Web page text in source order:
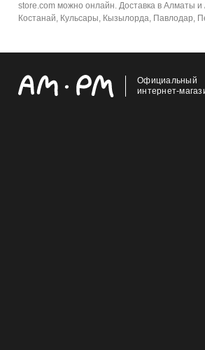
store.com можно онлайн. Доставка в Алматы и
Костанай, Кульсары, Кызылорда, Павлодар,
Официальный
интернет-